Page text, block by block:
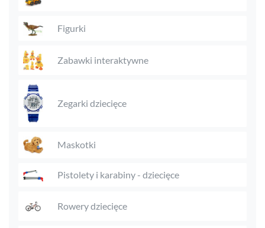
Figurki
Zabawki interaktywne
Zegarki dziecięce
Maskotki
Pistolety i karabiny - dziecięce
Rowery dziecięce